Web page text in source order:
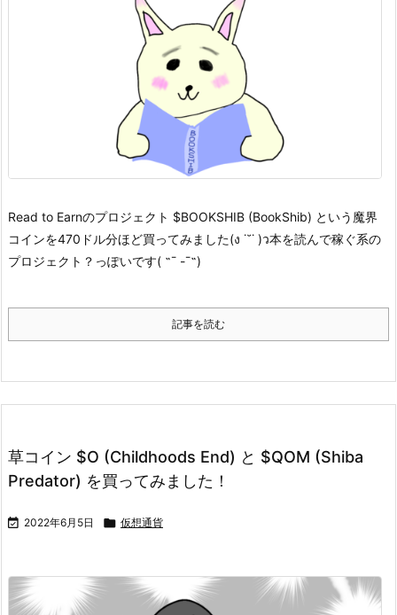
Read to Earnのプロジェクト $BOOKSHIB (BookShib) という魔界
コインを470ドル分ほど買ってみました(ง ˙˘˙ )ว本を読んで稼ぐ系の
プロジェクト？っぽいです( ˶¯ -¯˵)
記事を読む
草コイン $O (Childhoods End) と $QOM (Shiba
Predator) を買ってみました！
 2022年6月5日  仮想通貨